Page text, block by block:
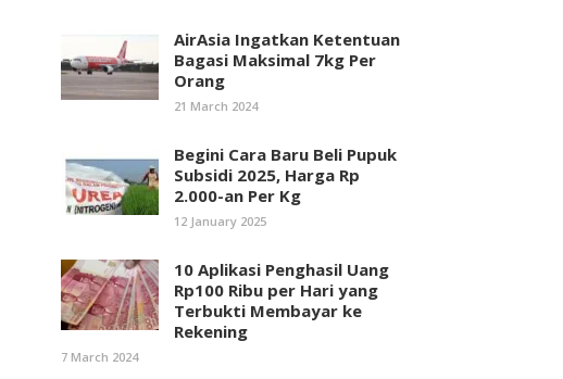
AirAsia Ingatkan Ketentuan
Bagasi Maksimal 7kg Per
Orang
21 March 2024
Begini Cara Baru Beli Pupuk
Subsidi 2025, Harga Rp
2.000-an Per Kg
12 January 2025
10 Aplikasi Penghasil Uang
Rp100 Ribu per Hari yang
Terbukti Membayar ke
Rekening
7 March 2024